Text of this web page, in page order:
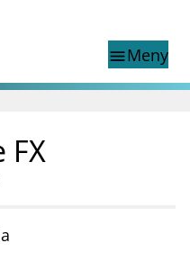
menuMeny
home page
FX